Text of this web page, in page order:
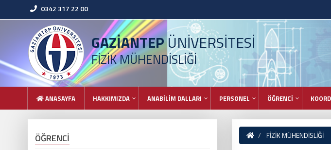
0342 317 22 00
GAZİANTEPÜNİVERSİTESİ
FİZİK MÜHENDİSLİĞİ
ANASAYFA HAKKIMIZDA ANABİLİM DALLARI PERSONEL ÖĞRENCİ
FİZİK MÜHENDİSLİĞİ
ÖĞRENCİ